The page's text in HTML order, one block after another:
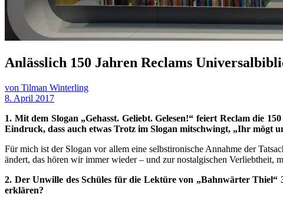
Anlässlich 150 Jahren Reclams
von Tilman Winterling
8. April 2017
1. Mit dem Slogan „Gehasst. Geliebt. Gelesen!“ feiert Reclam die
Eindruck, dass auch etwas Trotz im Slogan mitschwingt, „Ihr mögt
Für mich ist der Slogan vor allem eine selbstironische Annahme der
ändert, das hören wir immer wieder – und zur nostalgischen
2. Der Unwille des Schüles für die Lektüre von „Bahnwärter Thiel“
erklären?